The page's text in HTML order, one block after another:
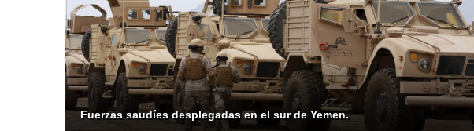
Fuerzas saudíes desplegadas en el sur de Yemen.